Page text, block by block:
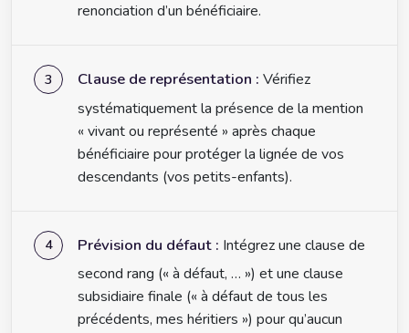
renonciation d’un bénéficiaire.
Clause de représentation : Vérifiez
systématiquement la présence de la mention
« vivant ou représenté » après chaque
bénéficiaire pour protéger la lignée de vos
descendants (vos petits-enfants).
Prévision du défaut : Intégrez une clause de
second rang (« à défaut, … ») et une clause
subsidiaire finale (« à défaut de tous les
précédents, mes héritiers ») pour qu’aucun